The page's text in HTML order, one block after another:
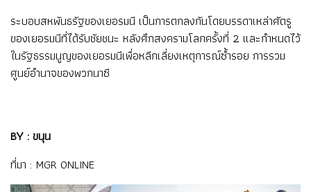
ระบอบสหพันธรัฐของเยอรมนี เป็นการตกลงกันโดยบรรดาเหล่าศัตรู
ของเยอรมนีที่ได้รับชัยชนะ หลังศึกสงครามโลกครั้งที่ 2 และกำหนดไว้
ในรัฐธรรมนูญของเยอรมนีเพื่อหลีกเลี่ยงเหตุการณ์ซ้ำรอย การรวม
ศูนย์อำนาจของพวกนาซี
BY : ขนุน
ที่มา : MGR ONLINE